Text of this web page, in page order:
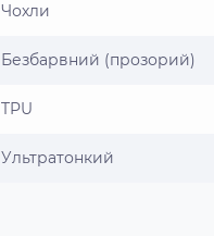
Чохли
Безбарвний (прозорий)
TPU
Ультратонкий